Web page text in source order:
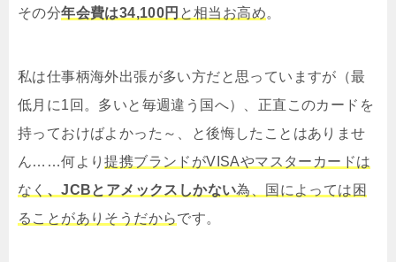
その分年会費は34,100円 と相当お高め。
私は仕事柄海外出張が多い方だと思っていますが（最
低月に1回。多いと毎週違う国へ）、正直このカードを
持っておけばよかった～、と後悔したことはありませ
ん……何より提携ブランドがVISAやマスターカードは
なく 、JCBとアメックスしかない為、国によっては困
ることがありそうだからです。